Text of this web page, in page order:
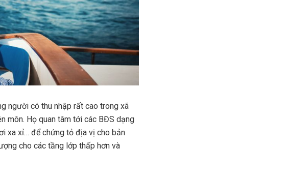
người có thu nhập rất cao trong xã
môn. Họ quan tâm tới các BĐS dạng
xa xỉ… để chứng tỏ địa vị cho bản
cho các tầng lớp thấp hơn và